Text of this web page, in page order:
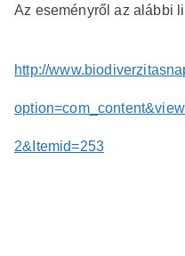
Az eseményről az alábbi
http://
2&Itemid=253